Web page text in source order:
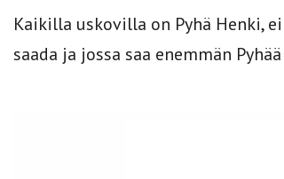
Kaikilla uskovilla on Pyhä Henki,
saada ja jossa saa enemmän